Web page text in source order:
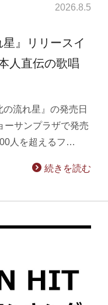
2026.8.5
』リリースイ
人直伝の歌唱
流れ星』の発売日
ーサンプラザで発売
人を超えるフ…
続きを読む